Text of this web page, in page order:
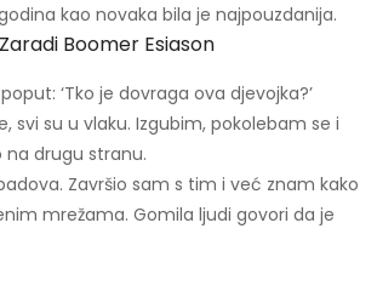
kao novaka bila je najpouzdanija.
Boomer Esiason
‘Tko je dovraga ova djevojka?’
svi su u vlaku. Izgubim, pokolebam se i
drugu stranu.
Završio sam s tim i već znam kako
mrežama. Gomila ljudi govori da je